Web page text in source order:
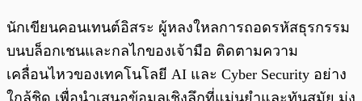
นักเขียนคอนเทนต์อิสระ ผู้หลงใหลการถอดรหัสธุรกรรม
บนบล็อกเชนและกลไกของเจ้ามือ ติดตามความ
เคลื่อนไหวของเทคโนโลยี AI และ Cyber Security อย่าง
ใกล้ชิด เพื่อนำเสนอข้อมูลเชิงลึกที่แม่นยำและทันสมัย มุ่ง